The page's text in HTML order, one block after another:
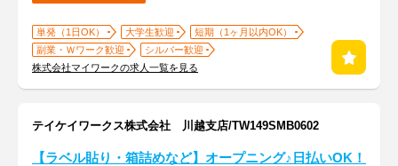
単発（1日OK） 大学生歓迎
短期（1ヶ月以内OK）
副業・Ｗワーク歓迎
シルバー歓迎
株式会社マイワークの求人一覧を見る
テイケイワークス株式会社 川越支店/TW149SMB0602
【ラベル貼り・箱詰めなど】オープニング♪日払いOK！